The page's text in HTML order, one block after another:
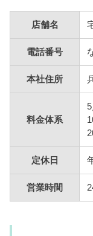
店舗名
電話番号
本社住所
料金体系
定休日
営業時間